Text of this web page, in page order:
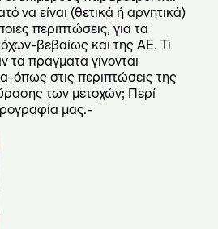
να είναι (θετικά ή αρνητικά)
περιπτώσεις, για τα
βεβαίως και της ΑΕ. Τι
τα πράγματα γίνονται
όπως στις περιπτώσεις της
των μετοχών; Περί
μας.-